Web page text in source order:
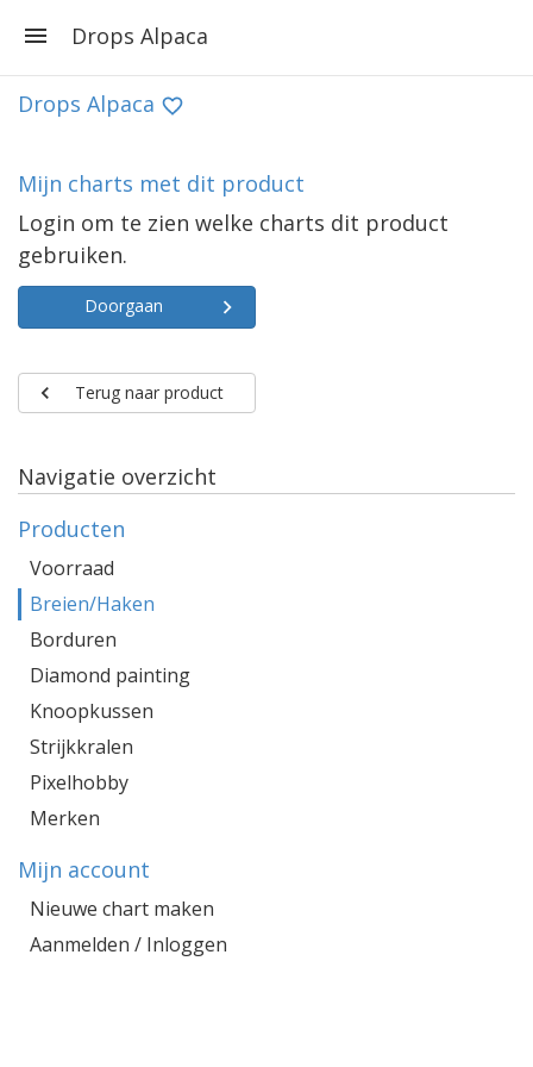
Drops Alpaca
Drops Alpaca
Mijn charts met dit product
Login om te zien welke charts dit product
gebruiken.
Doorgaan
Terug naar product
Navigatie overzicht
Producten
Voorraad
Breien/Haken
Borduren
Diamond painting
Knoopkussen
Strijkkralen
Pixelhobby
Merken
Mijn account
Nieuwe chart maken
Aanmelden / Inloggen